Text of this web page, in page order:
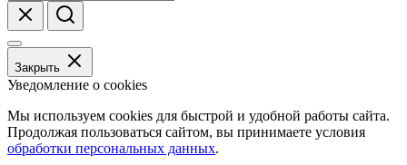
Закрыть
Уведомление о cookies
Мы используем cookies для быстрой и удобной работы сайта.
Продолжая пользоваться сайтом, вы принимаете условия
обработки персональных данных.